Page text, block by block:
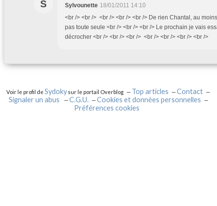
S Sylvounette 18/01/2011 14:10
<br /> <br /> <br /> <br /> <br /> De rien Chantal, au
pas toute seule <br /> <br /> <br /> Le prochain je vais
décrocher <br /> <br /> <br /> <br /> <br /> <br /> <br />
Voir le profil deSydokysur le portail Overblog Top articles
Contact
Signaler un abus
C.G.U.
Cookies et données personnelles
Préférences cookies